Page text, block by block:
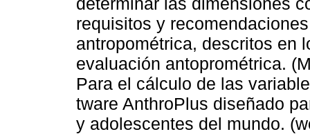
requisitos y
antropométrica, descritos en
evaluación antoprométrica.
Para el cálculo de las
tware AnthroPlus diseñado
y adolescentes del mundo.